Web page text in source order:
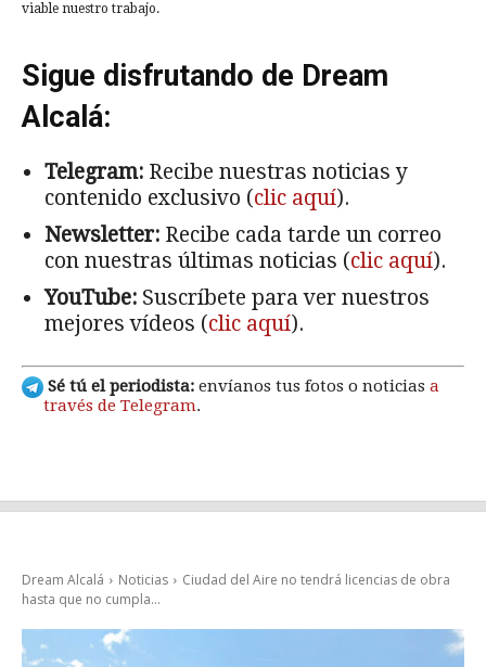
viable nuestro trabajo.
Sigue disfrutando de Dream
Alcalá:
Telegram: Recibe nuestras noticias y
contenido exclusivo (clic aquí).
Newsletter: Recibe cada tarde un correo
con nuestras últimas noticias (clic aquí).
YouTube: Suscríbete para ver nuestros
mejores vídeos (clic aquí).
Sé tú el periodista: envíanos tus fotos o noticias a
través de Telegram.